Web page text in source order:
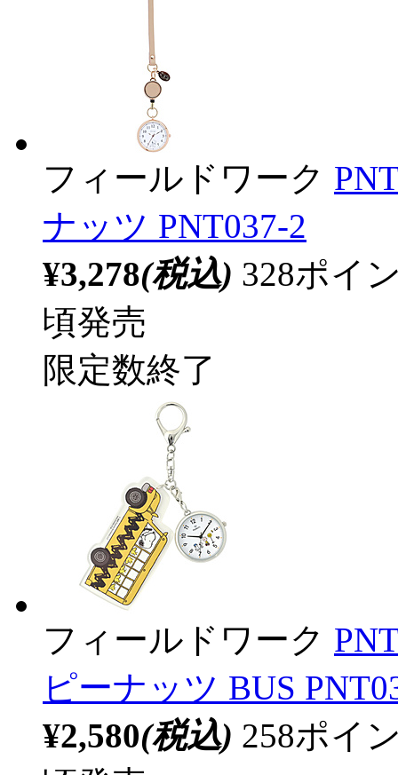
フィールドワーク
ナッツ PNT037-2
¥3,278(税込) 328ポイ
頃発売
限定数終了
フィールドワーク
ピーナッツ BUS
¥2,580(税込) 258ポイ